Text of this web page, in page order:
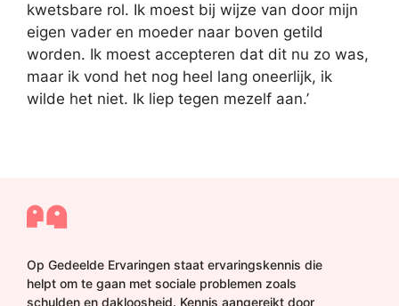
kwetsbare rol. Ik moest bij wijze van door mijn
eigen vader en moeder naar boven getild
worden. Ik moest accepteren dat dit nu zo was,
maar ik vond het nog heel lang oneerlijk, ik
wilde het niet. Ik liep tegen mezelf aan.’
Op Gedeelde Ervaringen staat ervaringskennis die
helpt om te gaan met sociale problemen zoals
schulden en dakloosheid. Kennis aangereikt door